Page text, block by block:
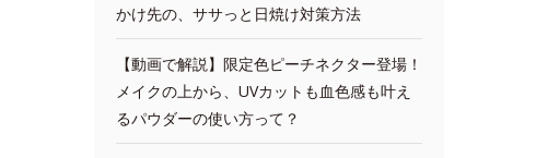
かけ先の、ササっと日焼け対策方法
【動画で解説】限定色ピーチネクター登場！
メイクの上から、UVカットも血色感も叶え
るパウダーの使い方って？